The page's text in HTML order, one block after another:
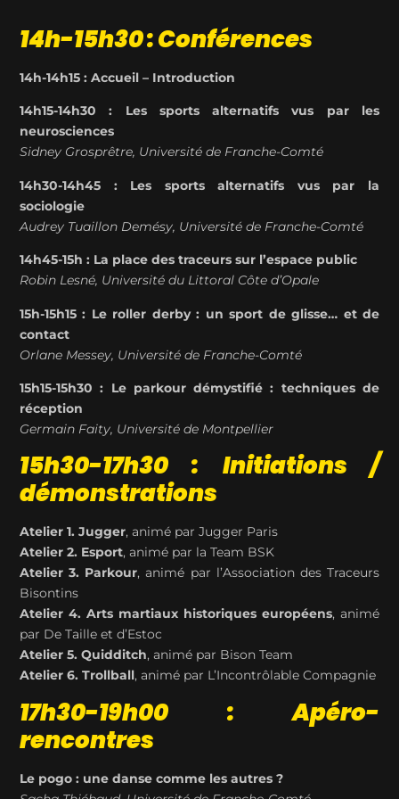
14h-15h30 : Conférences
14h-14h15 : Accueil – Introduction
14h15-14h30 : Les sports alternatifs vus par les
neurosciences
Sidney Grosprêtre, Université de Franche-Comté
14h30-14h45 : Les sports alternatifs vus par la
sociologie
Audrey Tuaillon Demésy, Université de Franche-Comté
14h45-15h : La place des traceurs sur l’espace public
Robin Lesné, Université du Littoral Côte d’Opale
15h-15h15 : Le roller derby : un sport de glisse… et de
contact
Orlane Messey, Université de Franche-Comté
15h15-15h30 : Le parkour démystifié : techniques de
réception
Germain Faity, Université de Montpellier
15h30-17h30 : Initiations /
démonstrations
Atelier 1. Jugger, animé par Jugger Paris
Atelier 2. Esport, animé par la Team BSK
Atelier 3. Parkour, animé par l’Association des Traceurs
Bisontins
Atelier 4. Arts martiaux historiques européens, animé
par De Taille et d’Estoc
Atelier 5. Quidditch, animé par Bison Team
Atelier 6. Trollball, animé par L’Incontrôlable Compagnie
17h30-19h00 : Apéro-
rencontres
Le pogo : une danse comme les autres ?